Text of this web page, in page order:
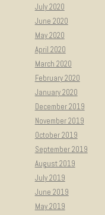
July 2020
June 2020
May 2020
April 2020
March 2020
February 2020
January 2020
December 2019
November 2019
October 2019
September 2019
August 2019
July 2019
June 2019
May 2019